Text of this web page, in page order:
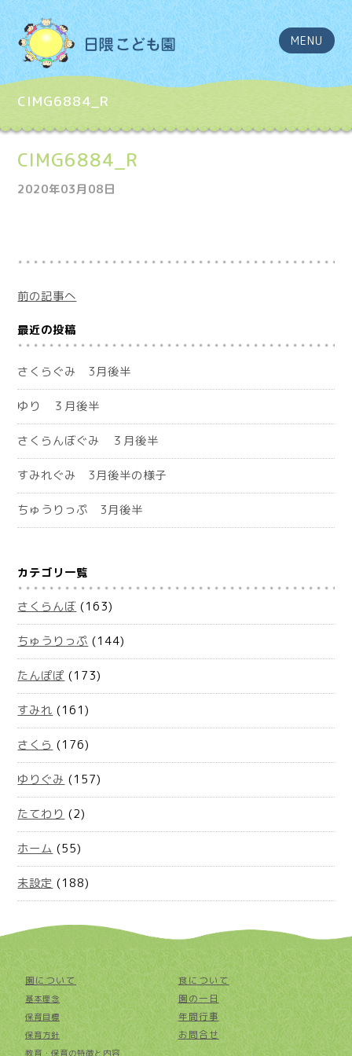
MENU
CIMG6884_R
CIMG6884_R
2020年03月08日
前の記事へ
最近の投稿
さくらぐみ 3月後半
ゆり ３月後半
さくらんぼぐみ ３月後半
すみれぐみ 3月後半の様子
ちゅうりっぷ 3月後半
カテゴリ一覧
さくらんぼ (163)
ちゅうりっぷ (144)
たんぽぽ (173)
すみれ (161)
さくら (176)
ゆりぐみ (157)
たてわり (2)
ホーム (55)
未設定 (188)
園について
基本理念
保育目標
保育方針
教育・保育の特徴と内容
食について
園の一日
年間行事
お問合せ